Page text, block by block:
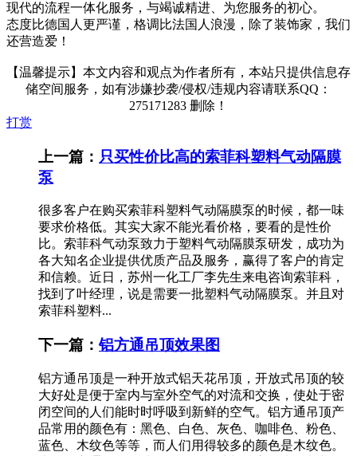
现代的流程一体化服务，与竭诚精进、为您服务的初心。
态度比德国人更严谨，格调比法国人浪漫，除了装饰家，我们
还营造爱！
【温馨提示】本文内容和观点为作者所有，本站只提供信息存
储空间服务，如有涉嫌抄袭/侵权/违规内容请联系QQ：
275171283 删除！
打赏
上一篇： 只买性价比高的索菲科塑料气动隔膜
泵
很多客户在购买索菲科塑料气动隔膜泵的时候，都一味
要求价格低。其实大家不能光看价格，要看的是性价
比。索菲科气动泵致力于塑料气动隔膜泵研发，成功为
各大知名企业提供优质产品及服务，赢得了客户的肯定
和信赖。近日，苏州一化工厂李先生来电咨询索菲科，
找到了叶经理，说是需要一批塑料气动隔膜泵。并且对
索菲科塑料...
下一篇：铝方通吊顶效果图
铝方通吊顶是一种开放式铝天花吊顶，开放式吊顶的较
大好处是便于室内与室外空气的对流和交换，使处于密
闭空间的人们能时时呼吸到新鲜的空气。铝方通吊顶产
品常用的颜色有：黑色、白色、灰色、咖啡色、粉色、
蓝色、木纹色等等，而人们用得较多的颜色是木纹色。